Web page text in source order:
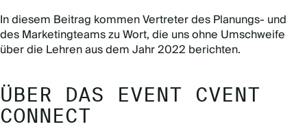
In diesem Beitrag kommen Vertreter des Planungs- und
des Marketingteams zu Wort, die uns ohne Umschweife
über die Lehren aus dem Jahr 2022 berichten.
ÜBER DAS EVENT CVENT
CONNECT